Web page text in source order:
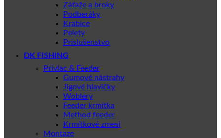
Záťaže a broky
Podberáky
Krabice
Pelety
Príslušenstvo
DK FISHING
Privlac & Feeder
Gumové nástrahy
Jigové hlavičky
Woblery
Feeder krmítka
Method feeder
Krmítkové zmesi
Montaze